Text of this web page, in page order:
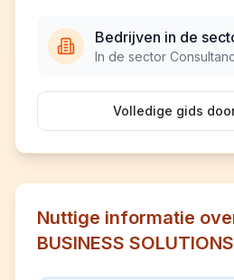
Bedrijven in de
In de sector
Volledige gids
Nuttige informatie
BUSINESS